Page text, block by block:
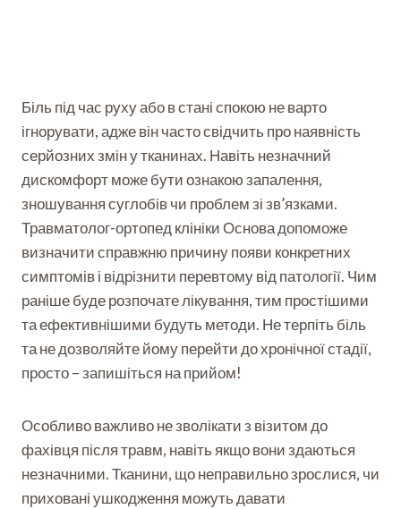
Біль під час руху або в стані спокою не варто
ігнорувати, адже він часто свідчить про наявність
серйозних змін у тканинах. Навіть незначний
дискомфорт може бути ознакою запалення,
зношування суглобів чи проблем зі зв’язками.
Травматолог-ортопед клініки Основа допоможе
визначити справжню причину появи конкретних
симптомів і відрізнити перевтому від патології. Чим
раніше буде розпочате лікування, тим простішими
та ефективнішими будуть методи. Не терпіть біль
та не дозволяйте йому перейти до хронічної стадії,
просто – запишіться на прийом!
Особливо важливо не зволікати з візитом до
фахівця після травм, навіть якщо вони здаються
незначними. Тканини, що неправильно зрослися, чи
приховані ушкодження можуть давати